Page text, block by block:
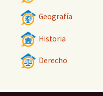
Geografía
Historia
Derecho